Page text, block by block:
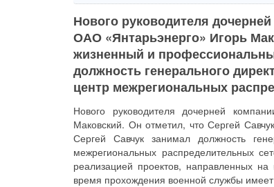
Нового руководителя
ОАО «Янтарьэнерго» Игорь
жизненный и
должность генерального
центр межрегиональных
Нового руководителя дочерней
Маковский. Он отметил, что Сергей
Сергей Савчук занимал должность
межрегиональных распределительных
реализацией проектов, направленных
время прохождения военной службы